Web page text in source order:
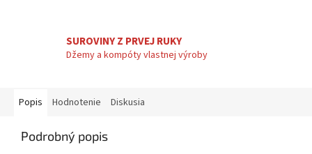
SUROVINY Z PRVEJ RUKY
Džemy a kompóty vlastnej výroby
Popis Hodnotenie Diskusia
Podrobný popis